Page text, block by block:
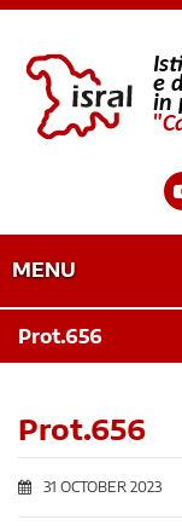
MENU
Prot.656
Prot.656
31 OCTOBER 2023